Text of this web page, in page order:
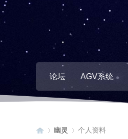
论坛 AGV系统
幽灵 个人资料